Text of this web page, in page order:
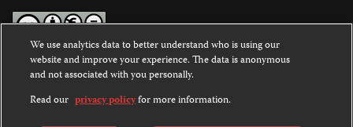
Except where noted, text on this website is licensed under a
Commons Attribution-NonCommercial-NoDerivatives 4.0
International License.
We use analytics data to better understand who is using our
website and improve your experience. The data is anonymous
and not associated with you personally.
Read our privacy policyfor more information.